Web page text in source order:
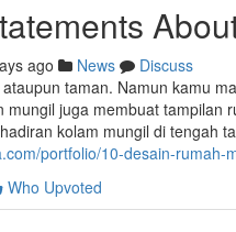
ago News
Discuss
taman. Namun kamu
mungil juga membuat tampilan
kolam mungil di tengah
portfolio/10-desain-
Who Upvoted